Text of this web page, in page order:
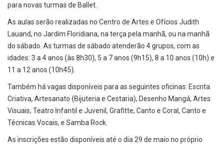
para novas turmas de Ballet.
As aulas serão realizadas no Centro de Artes e Ofícios Judith
Lauand, no Jardim Floridiana, na terça pela manhã, ou na manhã
do sábado. As turmas de sábado atenderão 4 grupos, com as
idades: 3 a 4 anos (às 8h30), 5 a 7 anos (9h15), 8 a 10 anos (10h) e
11 a 12 anos (10h45).
Também há vagas disponíveis para as seguintes oficinas: Escrita
Criativa, Artesanato (Bijuteria e Cestaria), Desenho Mangá, Artes
Visuais, Teatro Infantil e Juvenil, Grafitte, Canto e Coral, Canto e
Técnicas Vocais, e Samba Rock.
As inscrições estão disponíveis até o dia 29 de maio no próprio